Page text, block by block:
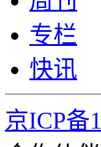
专栏
快讯
京ICP备